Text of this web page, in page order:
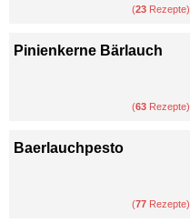
(23 Rezepte)
Pinienkerne Bärlauch
(63 Rezepte)
Baerlauchpesto
(77 Rezepte)